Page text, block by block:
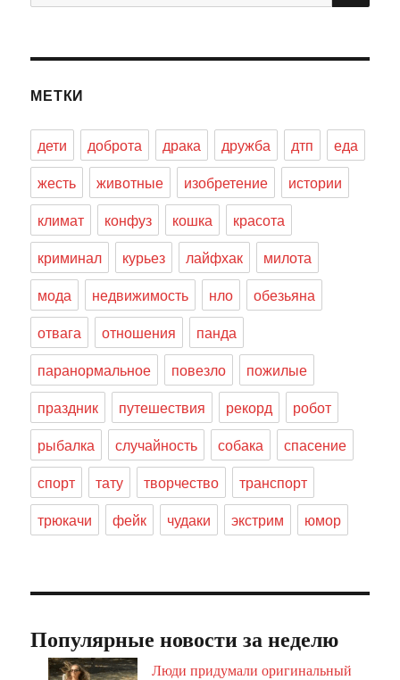
МЕТКИ
дети доброта драка дружба дтп
еда
жесть
животные изобретение
истории
климат
конфуз кошка
красота
криминал
курьез лайфхак
милота
мода
недвижимость нло
обезьяна
отвага
отношения
панда
паранормальное
повезло
пожилые
праздник
путешествия рекорд
робот
рыбалка
случайность собака
спасение
спорт
тату творчество
транспорт
трюкачи
фейк чудаки экстрим юмор
Популярные новости за неделю
Люди придумали оригинальный